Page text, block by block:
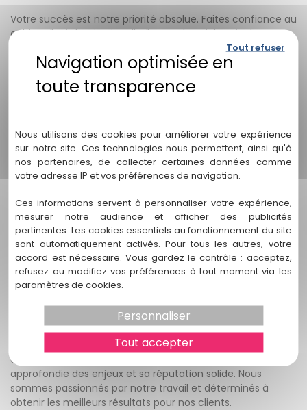
Votre succès est notre priorité absolue. Faites confiance au
cabinet "Stéphanie Vignollet" pour obtenir les résultats que
FAQ - Cabinet "Stéphanie Vignollet" en
droit du travail
"Stéphanie Vignollet" en matière de droit
du travail ?
Le cabinet "Stéphanie Vignollet" offre une expertise
dans les domaines tels que la rédaction et la négociation
de contrats de travail, la représentation dans les litiges du
travail, les négociations collectives et les conseils sur les
droits des salariés et les obligations des employeurs.
2. Pourquoi devrais-je choisir "Stéphanie
Vignollet" pour mes besoins en droit du
travail ?
"Stéphanie Vignollet" se distingue par son expérience
approfondie, son engagement envers le succès de ses
clients, son approche personnalisée, sa compréhension
approfondie des enjeux et sa réputation solide. Nous
sommes passionnés par notre travail et déterminés à
obtenir les meilleurs résultats pour nos clients.
Nous utilisons des cookies pour améliorer votre expérience
sur notre site. Ces technologies nous permettent, ainsi qu'à
nos partenaires, de collecter certaines données comme
votre adresse IP et vos préférences de navigation.
Ces informations servent à personnaliser votre expérience,
mesurer notre audience et afficher des publicités
pertinentes. Les cookies essentiels au fonctionnement du site
sont automatiquement activés. Pour tous les autres, votre
accord est nécessaire. Vous gardez le contrôle : acceptez,
refusez ou modifiez vos préférences à tout moment via les
paramètres de cookies.
Tout accepter
Tout refuser
Personnaliser